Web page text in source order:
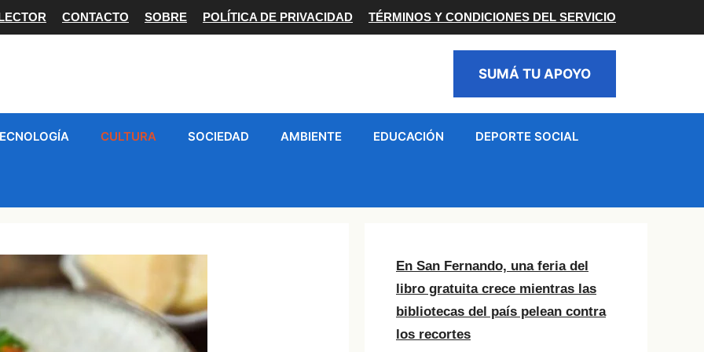
CONTACTO SOBRE POLÍTICA DE PRIVACIDAD TÉRMINOS Y CONDICIONES DEL SERVICIO
SUMÁ TU APOYO
CULTURA SOCIEDAD AMBIENTE EDUCACIÓN DEPORTE SOCIAL
En San Fernando, una feria del
libro gratuita crece mientras las
bibliotecas del país pelean contra
los recortes